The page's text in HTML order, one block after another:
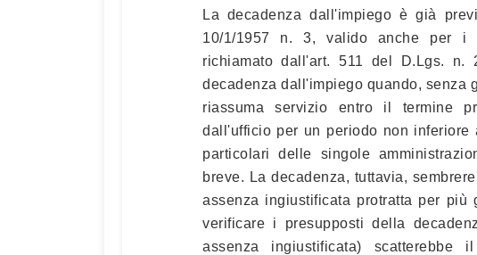
La decadenza dall'impiego è già
10/1/1957 n. 3, valido anche per i
richiamato dall'art. 511 del D.Lgs. n.
decadenza dall'impiego quando, senza
riassuma servizio entro il termine
dall'ufficio per un periodo non
particolari delle singole
breve. La decadenza, tuttavia,
assenza ingiustificata protratta per
verificare i presupposti della
assenza ingiustificata) scatterebbe